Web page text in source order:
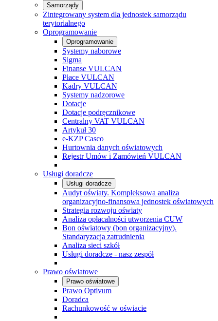
Samorządy
Zintegrowany system dla jednostek samorządu
terytorialnego
Oprogramowanie
Oprogramowanie
Systemy naborowe
Sigma
Finanse VULCAN
Płace VULCAN
Kadry VULCAN
Systemy nadzorowe
Dotacje
Dotacje podręcznikowe
Centralny VAT VULCAN
Artykuł 30
e-KZP Casco
Hurtownia danych oświatowych
Rejestr Umów i Zamówień VULCAN
Usługi doradcze
Usługi doradcze
Audyt oświaty. Kompleksowa analiza
organizacyjno-finansowa jednostek oświatowych
Strategia rozwoju oświaty
Analiza opłacalności utworzenia CUW
Bon oświatowy (bon organizacyjny).
Standaryzacja zatrudnienia
Analiza sieci szkół
Usługi doradcze - nasz zespół
Prawo oświatowe
Prawo oświatowe
Prawo Optivum
Doradca
Rachunkowość w oświacie